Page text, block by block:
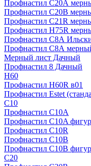
Профнастил С20А
Профнастил С20В
Профнастил С21R
Профнастил Н75R
Профнастил С8А
Профнастил С8А
Мерный лист Дачный
Профнастил 8 Дачный
Н60
Профнастил H60R в01
Профнастил Estet
C10
Профнастил С10A
Профнастил С10A
Профнастил С10R
Профнастил С10В
Профнастил С10В
C20